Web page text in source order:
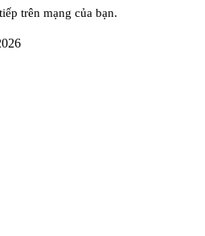
trên mạng của bạn.